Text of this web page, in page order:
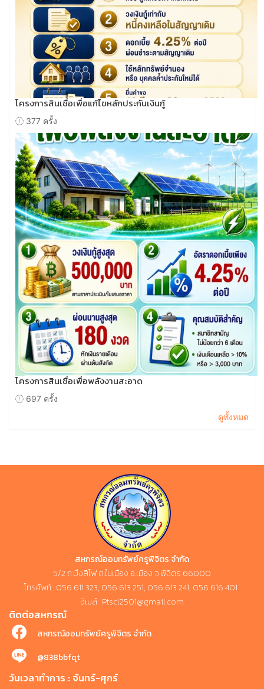
โครงการสินเชื่อเพื่อแก้ไขหลักประกันเงินกู้
377 ครั้ง
โครงการสินเชื่อเพื่อพลังงานสะอาด
697 ครั้ง
ดูทั้งหมด
สหกรณ์ออมทรัพย์ครูพิจิตร จำกัด
5/2 ถ.บึงสีไฟ ต.ในเมือง อ.เมือง จ.พิจิตร 66000
โทรศัพท์ : 056 611 323, 056 613 251, 056 613 241, 056 616 401
อีเมล์ : Ptscl2501@gmail.com
ติดต่อสหกรณ์
สหกรณ์ออมทรัพย์ครูพิจิตร จำกัด
@838bbfqt
วันเวลาทำการ : จันทร์-ศุกร์